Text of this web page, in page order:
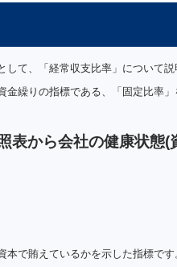
て、「経常収支比率」について説
繰りの指標である、「固定比率」
から会社の健康状態(
で賄えているかを示した指標です